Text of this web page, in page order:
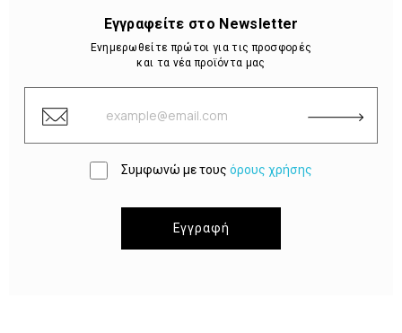
Εγγραφείτε στο Newsletter
Ενημερωθείτε πρώτοι για τις προσφορές
και τα νέα προϊόντα μας
Συμφωνώ με τους όρους χρήσης
Εγγραφή